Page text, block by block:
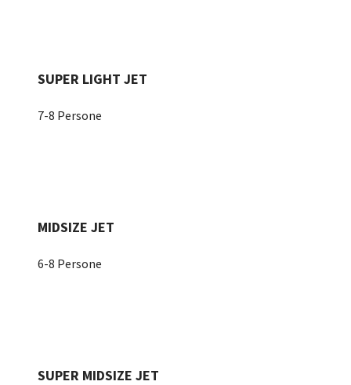
SUPER LIGHT JET
7-8 Persone
MIDSIZE JET
6-8 Persone
SUPER MIDSIZE JET